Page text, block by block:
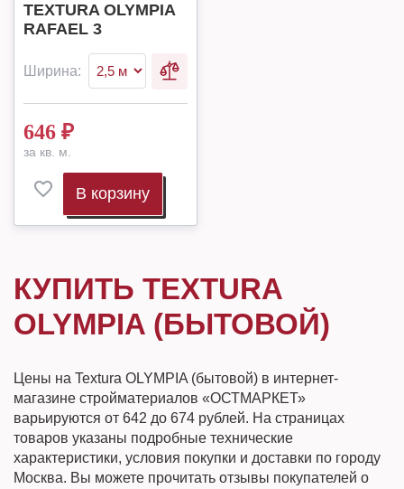
TEXTURA OLYMPIA
RAFAEL 3
Ширина:
646 ₽
за кв. м.
В корзину
КУПИТЬ TEXTURA
OLYMPIA (БЫТОВОЙ)
Цены на Textura OLYMPIA (бытовой) в интернет-
магазине стройматериалов «ОСТМАРКЕТ»
варьируются от 642 до 674 рублей. На страницах
товаров указаны подробные технические
характеристики, условия покупки и доставки по городу
Москва. Вы можете прочитать отзывы покупателей о